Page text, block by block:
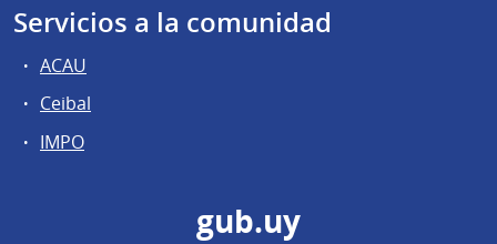
Servicios a la comunidad
ACAU
Ceibal
IMPO
gub.uy